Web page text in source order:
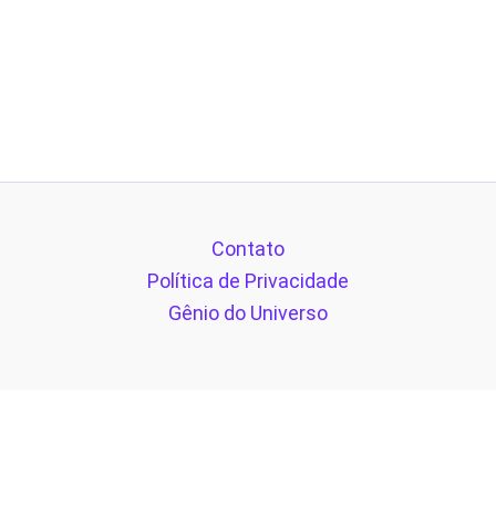
Contato
Política de Privacidade
Gênio do Universo